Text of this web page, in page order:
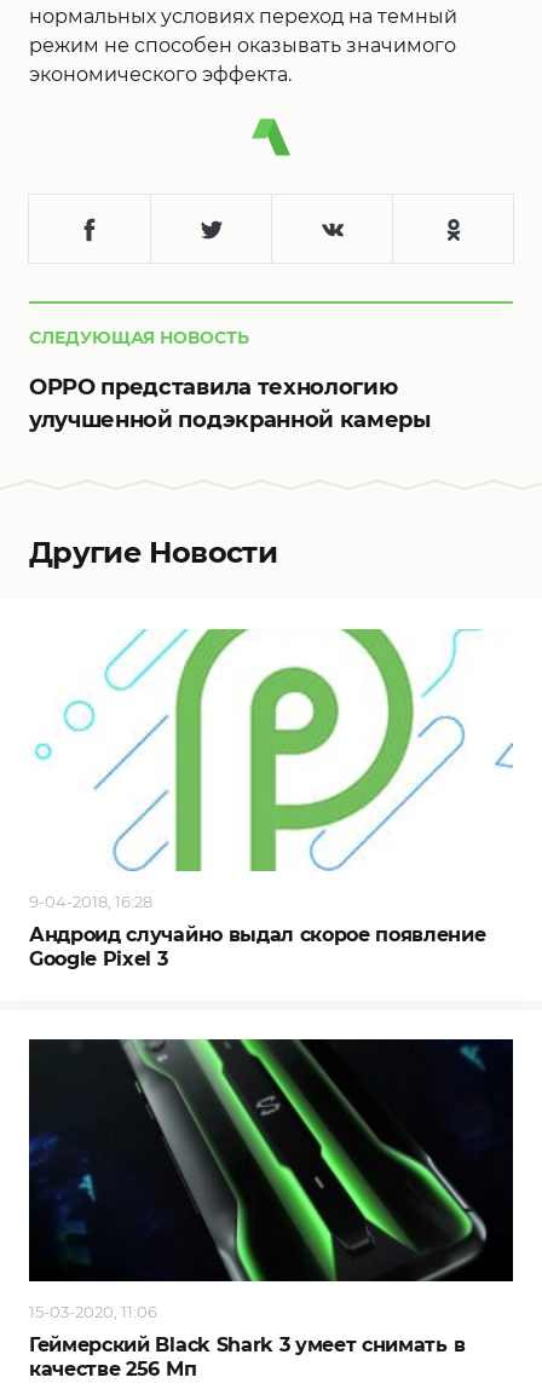
нормальных условиях переход на темный
режим не способен оказывать значимого
экономического эффекта.
СЛЕДУЮЩАЯ НОВОСТЬ
OPPO представила технологию
улучшенной подэкранной камеры
Другие Новости
9-04-2018, 16:28
Андроид случайно выдал скорое появление
Google Pixel 3
15-03-2020, 11:06
Геймерский Black Shark 3 умеет снимать в
качестве 256 Мп